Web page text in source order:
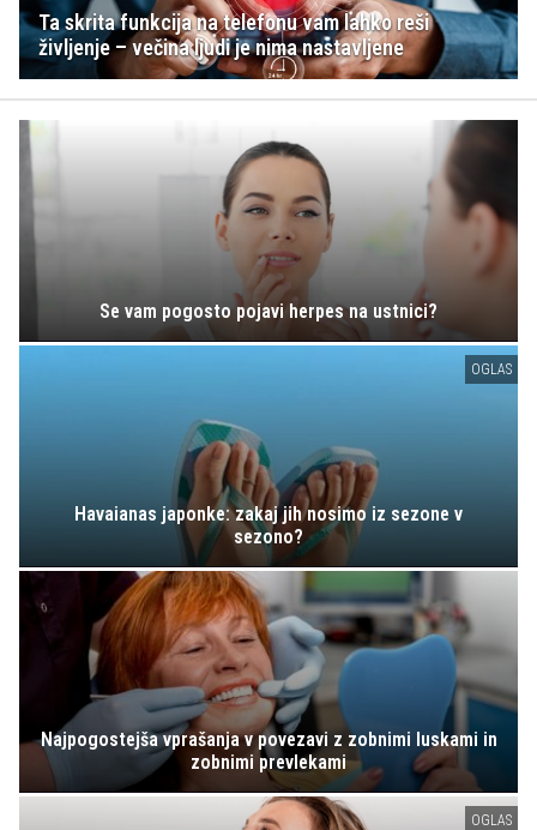
Ta skrita funkcija na telefonu vam lahko reši
življenje – večina ljudi je nima nastavljene
Se vam pogosto pojavi herpes na ustnici?
OGLAS
Havaianas japonke: zakaj jih nosimo iz sezone v
sezono?
Najpogostejša vprašanja v povezavi z zobnimi luskami in
zobnimi prevlekami
OGLAS